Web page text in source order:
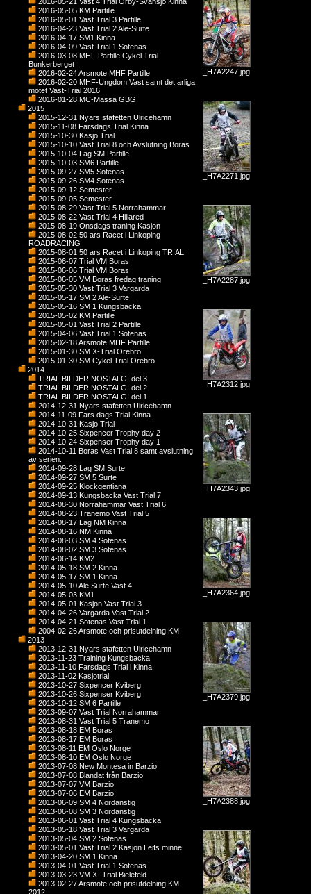
2016-05-05 KM Partille
2016-05-01 Vast Trial 3 Partille
2016-04-23 Vast Trial 2 Ale-Surte
2016-04-17 SM1 Kinna
2016-04-09 Vast Trial 1 Sotenas
2016-03-08 MHF Partille Cykel Trial
Bunkerberget
2016-02-24 Arsmote MHF Partille
2016-02-20 MHF-Ungdom Vast samt det arliga
motet Vast-Trial 2016
2016-01-28 MC-Massa GBG
2015
2015-12-31 Nyars stafetten Ulricehamn
2015-11-08 Farsdags Trial Kinna
2015-10-30 Kasjo Trial
2015-10-10 Vast Trial 8 och Avslutning Boras
2015-10-04 Lag SM Partille
2015-10-03 SM6 Partille
2015-09-27 SM5 Sotenas
2015-09-26 SM4 Sotenas
2015-09-12 Semester
2015-09-05 Semester
2015-08-29 Vast Trial 5 Norrahammar
2015-08-22 Vast Trial 4 Hillared
2015-08-19 Onsdags traning Kasjon
2015-08-02 50 ars Racet i Linkoping
ROADRACING
2015-08-01 50 ars Racet i Linkoping TRIAL
2015-06-07 Trial VM Boras
2015-06-06 Trial VM Boras
2015-06-05 VM Boras fredag traning
2015-05-30 Vast Trial 3 Vargarda
2015-05-17 SM 2 Ale-Surte
2015-05-16 SM 1 Kungsbacka
2015-05-02 KM Partille
2015-05-01 Vast Trial 2 Partille
2015-04-06 Vast Trial 1 Sotenas
2015-02-18 Arsmote MHF Partille
2015-01-30 SM X-Trial Orebro
2015-01-30 SM Cykel Trial Orebro
2014
TRIAL BILDER NOSTALGI del 3
TRIAL BILDER NOSTALGI del 2
TRIAL BILDER NOSTALGI del 1
2014-12-31 Nyars stafetten Ulricehamn
2014-11-09 Fars dags Trial Kinna
2014-10-31 Kasjo Trial
2014-10-25 Sixpencer Trophy day 2
2014-10-24 Sixpenser Trophy day 1
2014-10-11 Boras Vast Trial 8 samt avslutning
av serien.
2014-09-28 Lag SM Surte
2014-09-27 SM 5 Surte
2014-09-25 Klockgentiana
2014-09-13 Kungsbacka Vast Trial 7
2014-08-30 Norrahammar Vast Trial 6
2014-08-23 Tranemo Vast Trial 5
2014-08-17 Lag NM Kinna
2014-08-16 NM Kinna
2014-08-03 SM 4 Sotenas
2014-08-02 SM 3 Sotenas
2014-06-14 KM2
2014-05-18 SM 2 Kinna
2014-05-17 SM 1 Kinna
2014-05-10 Ale:Surte Vast 4
2014-05-03 KM1
2014-05-01 Kasjon Vast Trial 3
2014-04-26 Vargarda Vast Trial 2
2014-04-21 Sotenas Vast Trial 1
2004-02-26 Arsmote och prisutdelning KM
2013
2013-12-31 Nyars stafetten Ulricehamn
2013-11-23 Training Kungsbacka
2013-11-10 Farsdags Trial i Kinna
2013-11-02 Kasjotrial
2013-10-27 Sixpencer Kviberg
2013-10-26 Sixpenser Kviberg
2013-10-12 SM 6 Partille
2013-09-07 Vast Trial Norrahammar
2013-08-31 Vast Trial 5 Tranemo
2013-08-18 EM Boras
2013-08-17 EM Boras
2013-08-11 EM Oslo Norge
2013-08-10 EM Oslo Norge
2013-07-08 New Montesa in Barzio
2013-07-08 Blandat från Barzio
2013-07-07 VM Barzio
2013-07-06 EM Barzio
2013-06-09 SM 4 Nordanstig
2013-06-08 SM 3 Nordanstig
2013-06-01 Vast Trial 4 Kungsbacka
2013-05-18 Vast Trial 3 Vargarda
2013-05-04 SM 2 Sotenas
2013-05-01 Vast Trial 2 Kasjon Leifs minne
2013-04-20 SM 1 Kinna
2013-04-01 Vast Trial 1 Sotenas
2013-03-23 VM X- Trial Bielefeld
2013-02-27 Arsmote och prisutdelning KM
2012
_H7A2247.jpg
_H7A2271.jpg
_H7A2287.jpg
_H7A2312.jpg
_H7A2343.jpg
_H7A2364.jpg
_H7A2379.jpg
_H7A2388.jpg